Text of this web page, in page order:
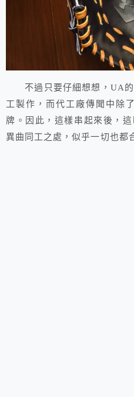
不過只要仔細想想，UA的
工製作，而代工廠傳聞中除
牌。因此，這樣串起來後，
異曲同工之處，似乎一切也都